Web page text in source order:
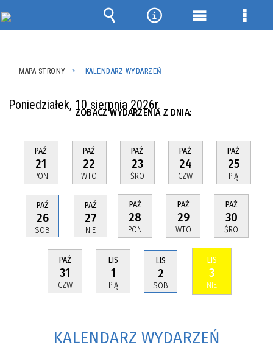
Poniedziałek, 10 sierpnia 2026r.
MAPA STRONY KALENDARZ WYDARZEŃ
ZOBACZ WYDARZENIA Z DNIA:
PAŹ
21
PON
PAŹ
22
WTO
PAŹ
23
ŚRO
PAŹ
24
CZW
PAŹ
25
PIĄ
PAŹ
26
SOB
PAŹ
27
NIE
PAŹ
28
PON
PAŹ
29
WTO
PAŹ
30
ŚRO
PAŹ
31
CZW
LIS
1
PIĄ
LIS
2
SOB
LIS
3
NIE
KALENDARZ WYDARZEŃ
Wyszukiwarka
NarzędziaMenu
Menu